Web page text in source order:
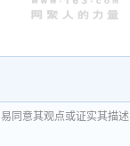
同意其观点或证实其描述